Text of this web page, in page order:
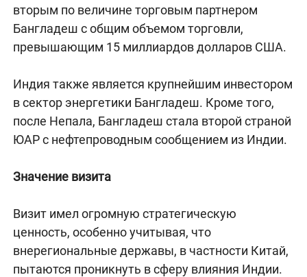
вторым по величине торговым партнером
Бангладеш с общим объемом торговли,
превышающим 15 миллиардов долларов США.
Индия также является крупнейшим инвестором
в сектор энергетики Бангладеш. Кроме того,
после Непала, Бангладеш стала второй страной
ЮАР с нефтепроводным сообщением из Индии.
Значение визита
Визит имел огромную стратегическую
ценность, особенно учитывая, что
внерегиональные державы, в частности Китай,
пытаются проникнуть в сферу влияния Индии.